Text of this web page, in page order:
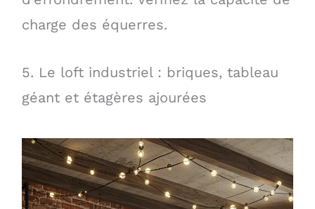
charge des équerres.
5. Le loft industriel : briques, tableau
géant et étagères ajourées